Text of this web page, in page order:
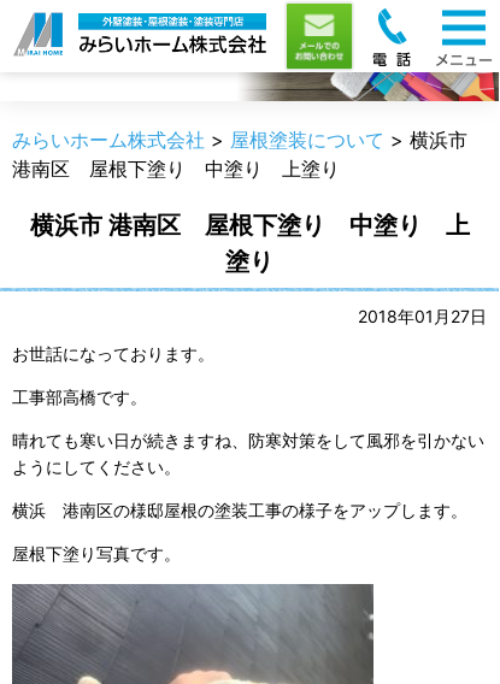
職人のうんちく
みらいホーム株式会社 > 屋根塗装について > 横浜市
港南区 屋根下塗り 中塗り 上塗り
横浜市 港南区 屋根下塗り 中塗り 上
塗り
2018年01月27日
お世話になっております。
工事部高橋です。
晴れても寒い日が続きますね、防寒対策をして風邪を引かない
ようにしてください。
横浜 港南区の様邸屋根の塗装工事の様子をアップします。
屋根下塗り写真です。